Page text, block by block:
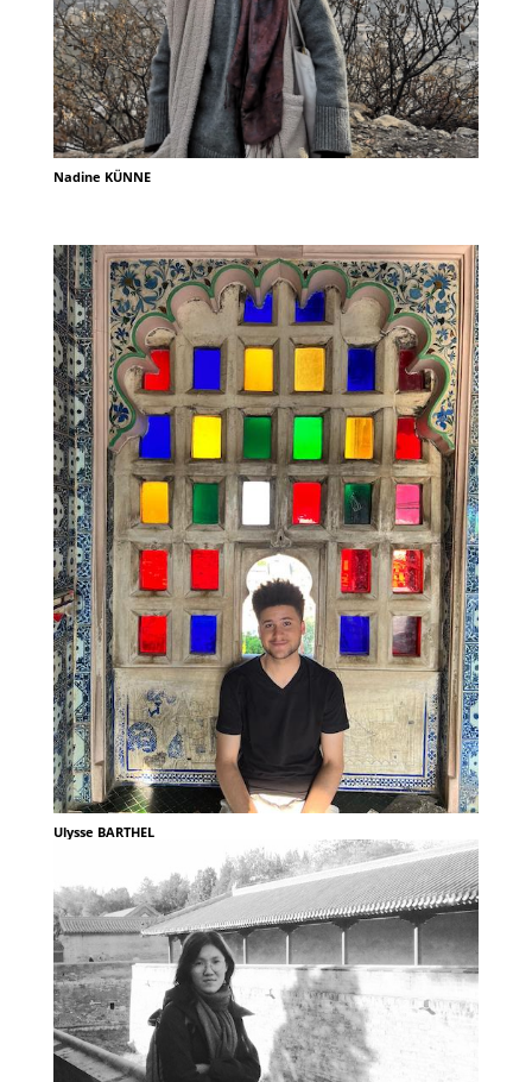
Nadine KÜNNE
Ulysse BARTHEL